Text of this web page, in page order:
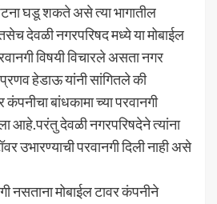
घडू शकते असे त्या भागातील
देवळी नगरपरिषद मध्ये या मोबाईल
विषयी विचारले असता नगर
हेडाऊ यांनी सांगितले की
बांधकामा च्या परवानगी
आहे.परंतु देवळी नगरपरिषदेने त्यांना
उभारण्याची परवानगी दिली नाही असे
नसताना मोबाईल टावर कंपनीने